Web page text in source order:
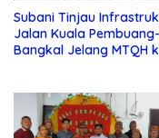
Subani Tinjau
Jalan Kuala Pembuang-
Bangkal Jelang MTQH